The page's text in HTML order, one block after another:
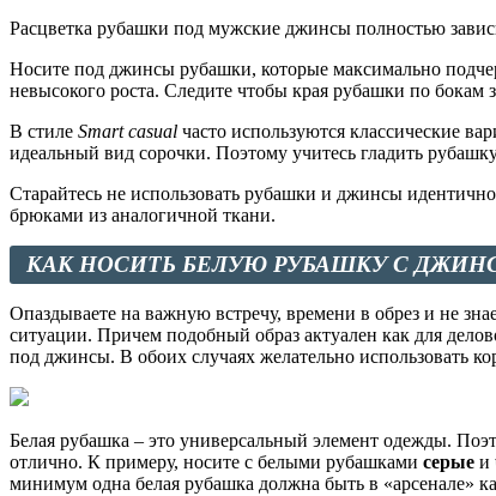
Расцветка рубашки под мужские джинсы полностью
Носите под джинсы рубашки, которые максимально
невысокого роста. Следите чтобы края рубашки по бокам
В стиле Smart casual часто используются классические
идеальный вид сорочки. Поэтому учитесь гладить
Старайтесь не использовать рубашки и джинсы
брюками из аналогичной ткани.
КАК НОСИТЬ БЕЛУЮ РУБАШКУ С
Опаздываете на важную встречу, времени в обрез и не
ситуации. Причем подобный образ актуален как для
под джинсы. В обоих случаях желательно использовать
Белая рубашка – это универсальный элемент одежды.
отлично. К примеру, носите с белыми рубашками серые и
минимум одна белая рубашка должна быть в «арсенале»